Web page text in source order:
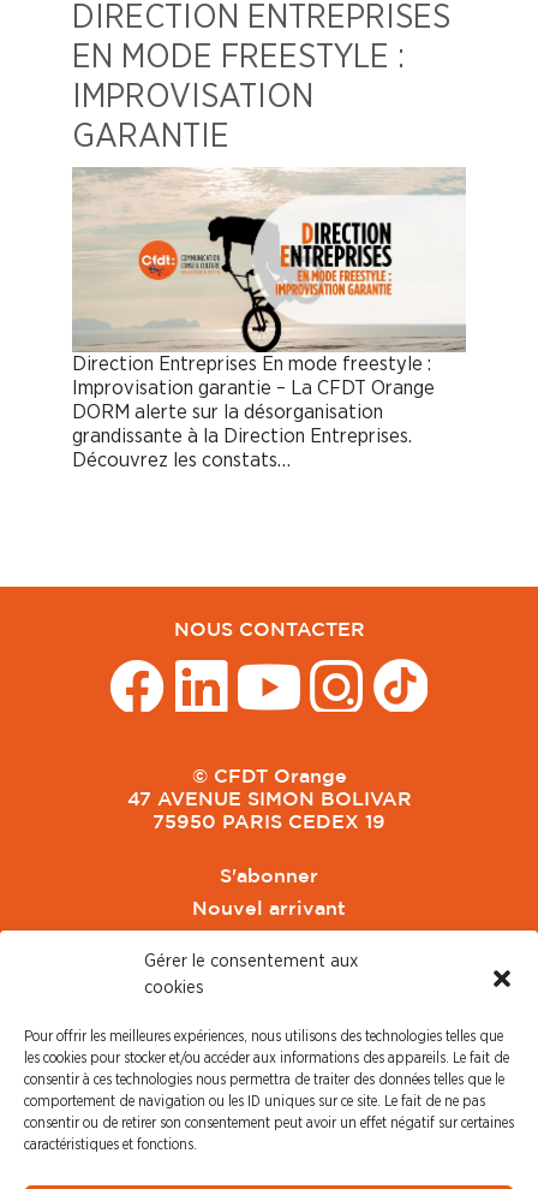
Gérer le consentement aux
cookies
Pour offrir les meilleures expériences, nous utilisons des technologies telles que
les cookies pour stocker et/ou accéder aux informations des appareils. Le fait de
consentir à ces technologies nous permettra de traiter des données telles que le
comportement de navigation ou les ID uniques sur ce site. Le fait de ne pas
consentir ou de retirer son consentement peut avoir un effet négatif sur certaines
caractéristiques et fonctions.
DIRECTION ENTREPRISES
EN MODE FREESTYLE :
IMPROVISATION
GARANTIE
Direction Entreprises En mode freestyle :
Improvisation garantie – La CFDT Orange
DORM alerte sur la désorganisation
grandissante à la Direction Entreprises.
Découvrez les constats…
NOUS CONTACTER
© CFDT Orange
47 AVENUE SIMON BOLIVAR
75950 PARIS CEDEX 19
S'abonner
Nouvel arrivant
CFDT Cadres
CFDT Retraités
L'UFFA
CFDT F3C